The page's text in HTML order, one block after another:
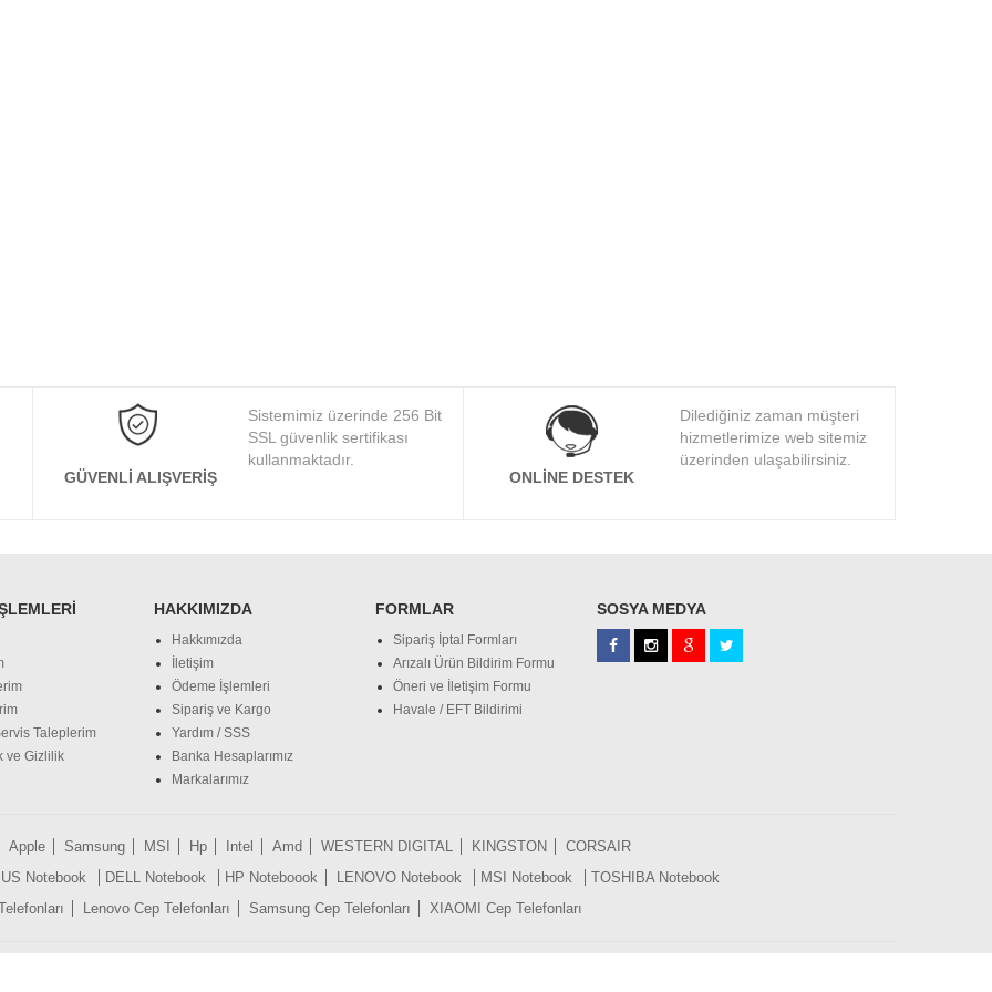
GÜVENLI ALIŞVERIŞ
Sistemimiz üzerinde 256 Bit
SSL güvenlik sertifikası
kullanmaktadır.
ONLINE DESTEK
Dilediğiniz zaman müşteri
hizmetlerimize web sitemiz
üzerinden ulaşabilirsiniz.
Taleplerim
ve Gizlilik
HAKKIMIZDA
Hakkımızda
İletişim
Ödeme İşlemleri
Sipariş ve Kargo
Yardım / SSS
Banka Hesaplarımız
Markalarımız
FORMLAR
Sipariş İptal Formları
Arızalı Ürün Bildirim Formu
Öneri ve İletişim Formu
Havale / EFT Bildirimi
SOSYA MEDYA
Apple Samsung MSI Hp Intel Amd WESTERN DIGITAL KINGSTON
CORSAIR
Notebook DELL Notebook HP Noteboook LENOVO Notebook MSI Notebook
TOSHIBA Notebook
Lenovo Cep Telefonları Samsung Cep Telefonları XIAOMI Cep Telefonları